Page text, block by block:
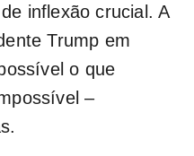
inflexão crucial. A
Trump em
o que
–